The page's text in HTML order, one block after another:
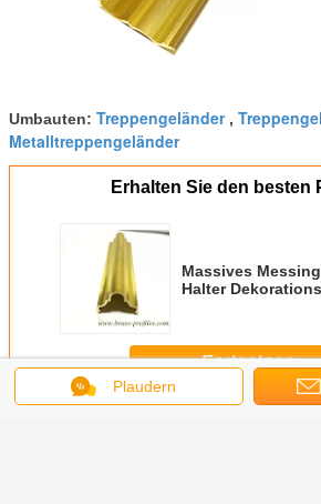
Umbauten: Treppengeländer,
Metalltreppengeländer
Erhalten Sie den besten
Massives
Halter
Fortsetzen
Plaudern